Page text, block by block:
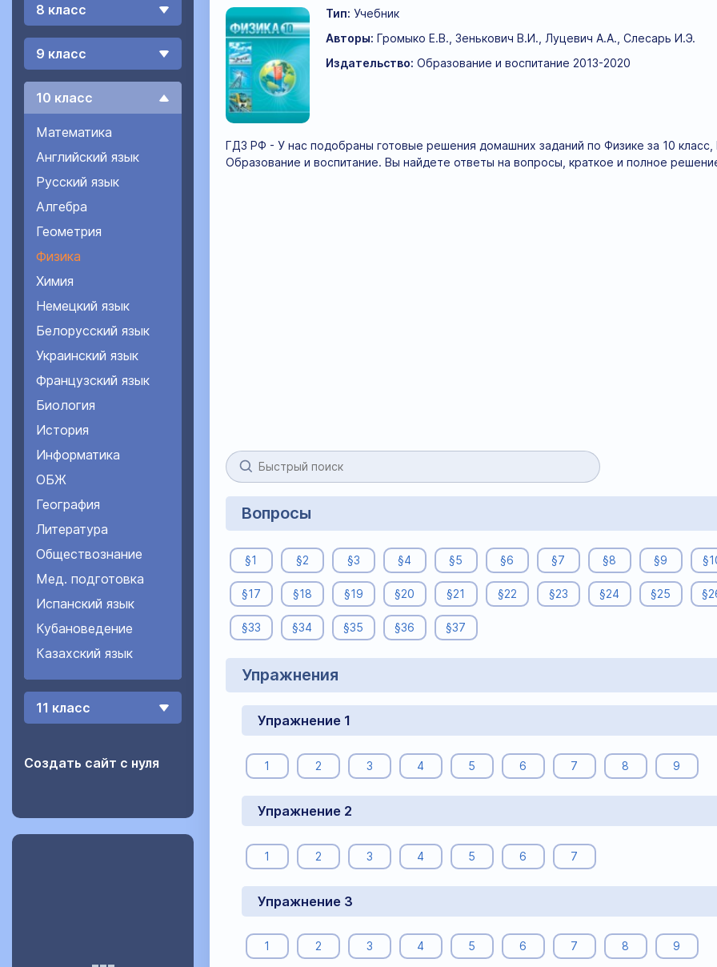
8 класс
9 класс
10 класс
Математика
Английский язык
Русский язык
Алгебра
Геометрия
Физика
Химия
Немецкий язык
Белорусский язык
Украинский язык
Французский язык
Биология
История
Информатика
ОБЖ
География
Литература
Обществознание
Мед. подготовка
Испанский язык
Кубановедение
Казахский язык
11 класс
Создать сайт с нуля
Тип: Учебник
Авторы: Громыко Е.В., Зенькович В.И., Луцевич А.А., Слесарь И.Э.
Издательство: Образование и воспитание 2013-2020
ГДЗ РФ - У нас подобраны готовые решения домашних заданий по Физике за 10
Образование и воспитание. Вы найдете ответы на вопросы, краткое и полное
Вопросы
§1 §2 §3 §4 §5 §6 §7 §8 §9
§17 §18 §19 §20 §21 §22 §23 §24 §25
§33 §34 §35 §36 §37
Упражнения
Упражнение 1
1 2 3 4 5 6 7 8 9
Упражнение 2
1 2 3 4 5 6 7
Упражнение 3
1 2 3 4 5 6 7 8 9